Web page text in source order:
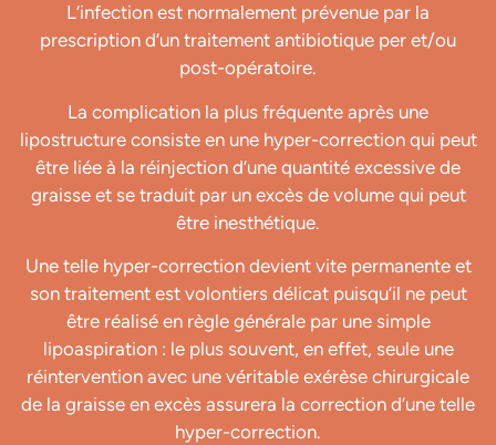
L’infection est normalement prévenue par la
prescription d’un traitement antibiotique per et/ou
post-opératoire.
La complication la plus fréquente après une
lipostructure consiste en une hyper-correction qui peut
être liée à la réinjection d’une quantité excessive de
graisse et se traduit par un excès de volume qui peut
être inesthétique.
Une telle hyper-correction devient vite permanente et
son traitement est volontiers délicat puisqu’il ne peut
être réalisé en règle générale par une simple
lipoaspiration : le plus souvent, en effet, seule une
réintervention avec une véritable exérèse chirurgicale
de la graisse en excès assurera la correction d’une telle
hyper-correction.